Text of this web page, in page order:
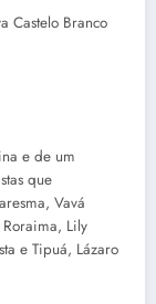
Castelo Branco
e de um
que
Vavá
Lily
e Tipuá, Lázaro